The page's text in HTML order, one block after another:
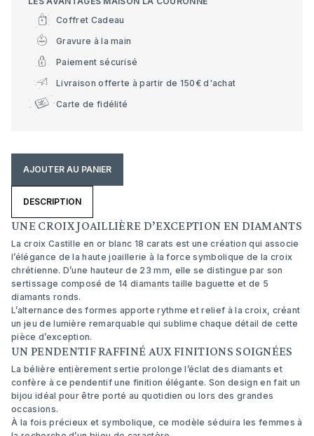
Coffret Cadeau
Gravure à la main
Paiement sécurisé
Livraison offerte à partir de 150€ d'achat
Carte de fidélité
AJOUTER AU PANIER
DESCRIPTION
UNE CROIX JOAILLIÈRE D’EXCEPTION EN DIAMANTS
La croix Castille en or blanc 18 carats est une création qui associe
l’élégance de la haute joaillerie à la force symbolique de la croix
chrétienne. D’une hauteur de 23 mm, elle se distingue par son
sertissage composé de 14 diamants taille baguette et de 5
diamants ronds.
L’alternance des formes apporte rythme et relief à la croix, créant
un jeu de lumière remarquable qui sublime chaque détail de cette
pièce d’exception.
UN PENDENTIF RAFFINÉ AUX FINITIONS SOIGNÉES
La bélière entièrement sertie prolonge l’éclat des diamants et
confère à ce pendentif une finition élégante. Son design en fait un
bijou idéal pour être porté au quotidien ou lors des grandes
occasions.
À la fois précieux et symbolique, ce modèle séduira les femmes à